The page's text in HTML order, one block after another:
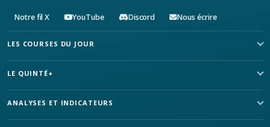
Notre fil X YouTube Discord Nous écrire
LES COURSES DU JOUR
LE QUINTÉ+
ANALYSES ET INDICATEURS